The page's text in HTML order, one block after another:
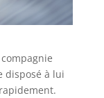
disposé à lui